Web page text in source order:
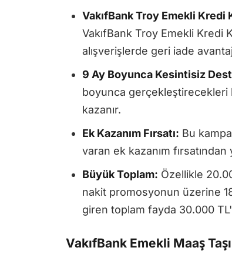
VakıfBank Troy Emekli Kredi
VakıfBank Troy Emekli Kredi
alışverişlerde geri iade
9 Ay Boyunca Kesintisiz
boyunca gerçekleştirecekleri
kazanır.
Ek Kazanım Fırsatı: Bu
varan ek kazanım
Büyük Toplam: Özellikle
nakit promosyonun üzerine
giren toplam fayda 30.000
VakıfBank Emekli Maaş